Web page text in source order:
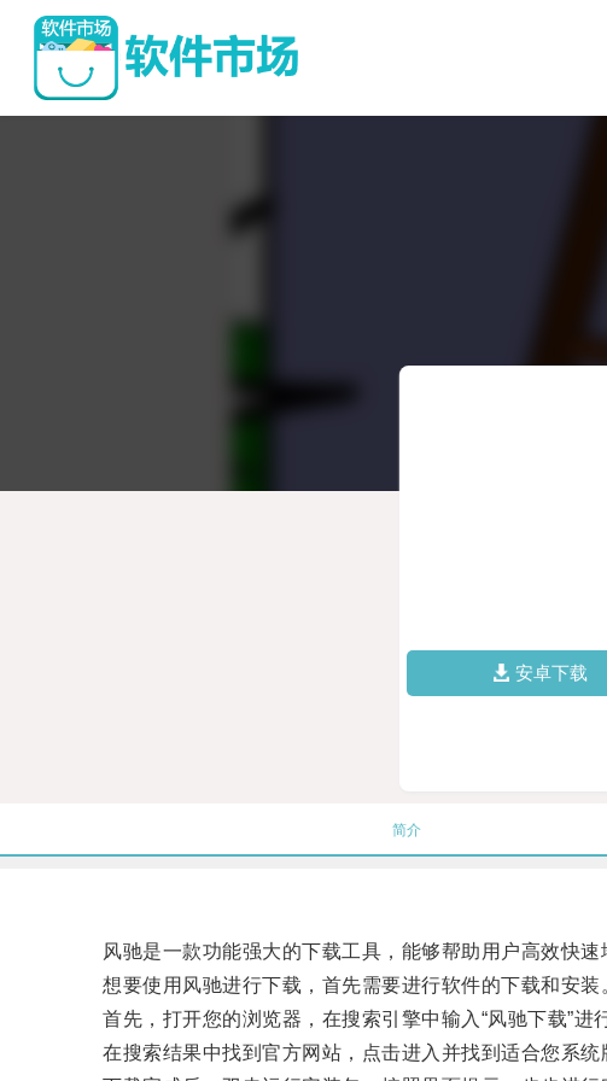
安卓下载
简介
风驰是一款功能强大的下载工具，能够帮助用户高效快速
想要使用风驰进行下载，首先需要进行软件的下载和安装
首先，打开您的浏览器，在搜索引擎中输入“风驰下载”进
在搜索结果中找到官方网站，点击进入并找到适合您系统